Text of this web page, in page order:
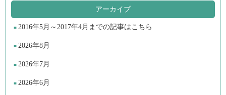
アーカイブ
2016年5月～2017年4月までの記事はこちら
2026年8月
2026年7月
2026年6月